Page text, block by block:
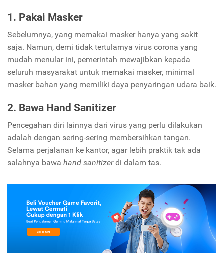
1. Pakai Masker
Sebelumnya, yang memakai masker hanya yang sakit
saja. Namun, demi tidak tertularnya virus corona yang
mudah menular ini, pemerintah mewajibkan kepada
seluruh masyarakat untuk memakai masker, minimal
masker bahan yang memiliki daya penyaringan udara baik.
2. Bawa Hand Sanitizer
Pencegahan diri lainnya dari virus yang perlu dilakukan
adalah dengan sering-sering membersihkan tangan.
Selama perjalanan ke kantor, agar lebih praktik tak ada
salahnya bawa hand sanitizerdi dalam tas.